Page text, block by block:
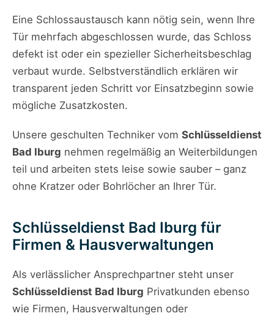
Eine Schlossaustausch kann nötig sein, wenn Ihre
Tür mehrfach abgeschlossen wurde, das Schloss
defekt ist oder ein spezieller Sicherheitsbeschlag
verbaut wurde. Selbstverständlich erklären wir
transparent jeden Schritt vor Einsatzbeginn sowie
mögliche Zusatzkosten.
Unsere geschulten Techniker vom Schlüsseldienst
Bad Iburg nehmen regelmäßig an Weiterbildungen
teil und arbeiten stets leise sowie sauber – ganz
ohne Kratzer oder Bohrlöcher an Ihrer Tür.
Schlüsseldienst Bad Iburg für
Firmen & Hausverwaltungen
Als verlässlicher Ansprechpartner steht unser
Schlüsseldienst Bad Iburg Privatkunden ebenso
wie Firmen, Hausverwaltungen oder